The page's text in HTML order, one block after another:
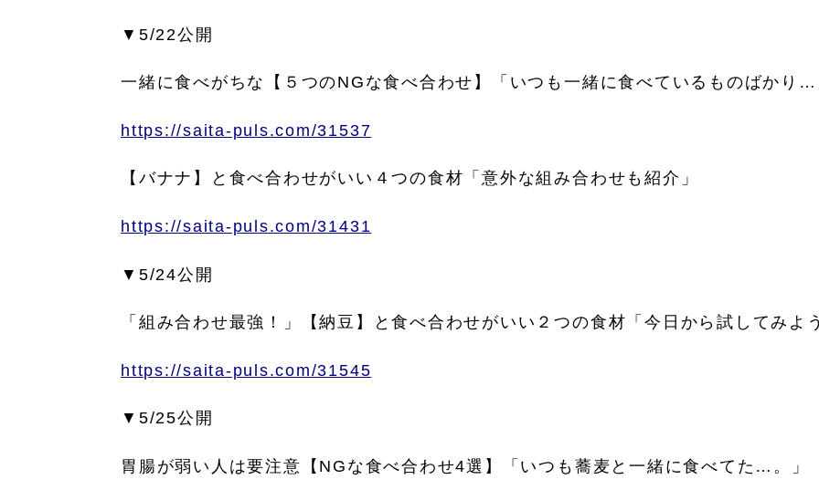
▼5/22公開
一緒に食べがちな【５つのNGな食べ合わせ】「いつも一緒に食べているものばかり
https://saita-puls.com/31537
【バナナ】と食べ合わせがいい４つの食材「意外な組み合わせも紹介」
https://saita-puls.com/31431
▼5/24公開
「組み合わせ最強！」【納豆】と食べ合わせがいい２つの食材「今日から試してみよ
https://saita-puls.com/31545
▼5/25公開
胃腸が弱い人は要注意【NGな食べ合わせ4選】「いつも蕎麦と一緒に食べてた…。」